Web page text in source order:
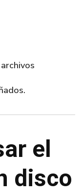
el
disco